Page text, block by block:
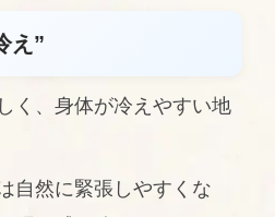
え”
く、身体が冷えやすい地
自然に緊張しやすくな